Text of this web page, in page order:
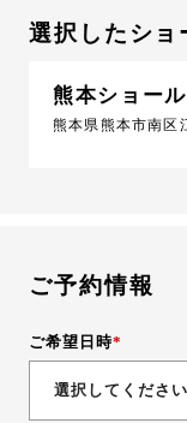
選択した ショ
熊本ショー
熊本県熊本市南区
ご予約情報
ご希望日時